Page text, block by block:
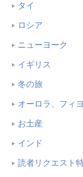
タイ
ロシア
ニューヨーク
イギリス
冬の旅
オーロラ、フィ
お土産
インド
読者リクエスト